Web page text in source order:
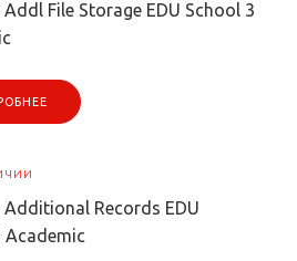
File Storage EDU School 3
Additional Records EDU
Academic